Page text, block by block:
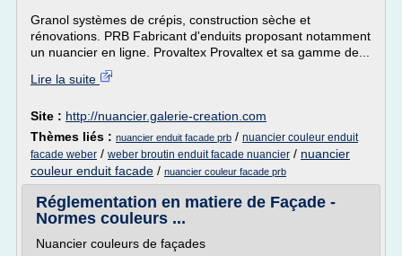
Granol systèmes de crépis, construction sèche et
rénovations. PRB Fabricant d'enduits proposant notamment
un nuancier en ligne. Provaltex Provaltex et sa gamme de...
Lire la suite
Site : http://nuancier.galerie-creation.com
Thèmes liés : nuancier enduit facade prb / nuancier couleur enduit
facade weber / weber broutin enduit facade nuancier / nuancier
couleur enduit facade / nuancier couleur facade prb
Réglementation en matiere de Façade -
Normes couleurs ...
Nuancier couleurs de façades